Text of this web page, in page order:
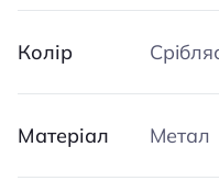
Колір
Матеріал Метал